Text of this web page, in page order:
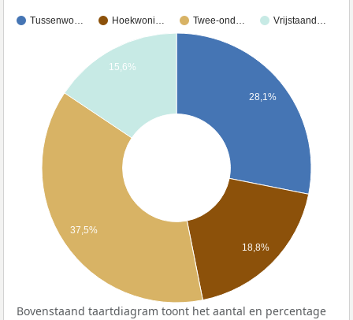
Tussenwo… Hoekwoni… Twee-ond… Vrijstaand…
28,1%
18,8%
15,6%
37,5%
Bovenstaand taartdiagram toont het aantal en percentage